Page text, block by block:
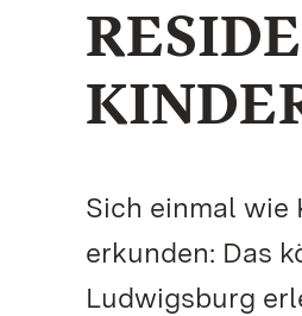
Sich einmal wie
erkunden: Das
Ludwigsburg